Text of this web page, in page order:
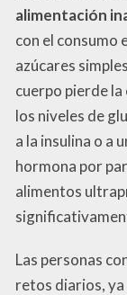
alimentación
con el consumo
azúcares
cuerpo pierde
los niveles de
a la insulina o a
hormona por
alimentos
Las personas
retos diarios,